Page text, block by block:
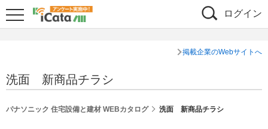
ログイン
掲載企業のWebサイトへ
洗面 新商品チラシ
パナソニック 住宅設備と建材 WEBカタログ 洗面 新商品チラシ